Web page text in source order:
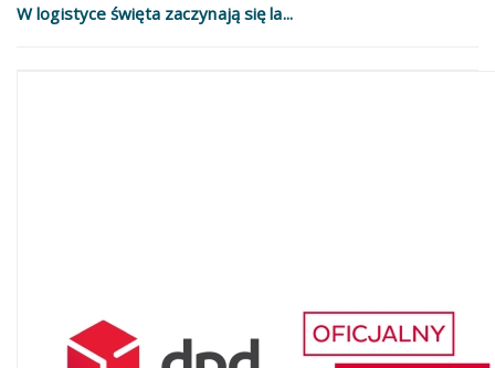
W logistyce święta zaczynają się la...